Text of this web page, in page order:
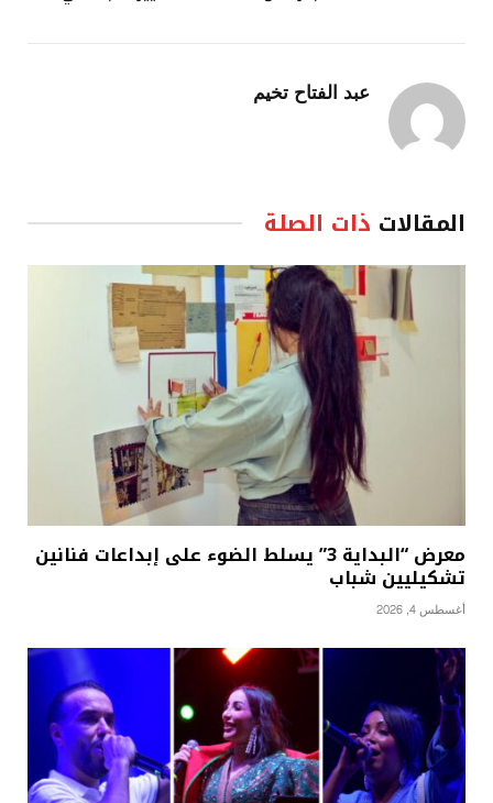
عبد الفتاح تخيم
المقالات ذات الصلة
معرض “البداية 3” يسلط الضوء على إبداعات فنانين
تشكيليين شباب
أغسطس 4, 2026